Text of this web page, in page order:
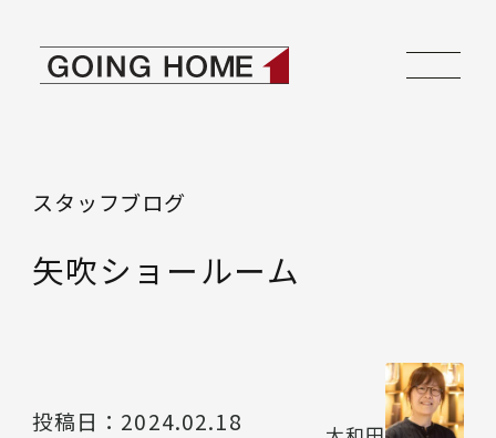
スタッフブログ
矢吹ショールーム
投稿日： 2024.02.18